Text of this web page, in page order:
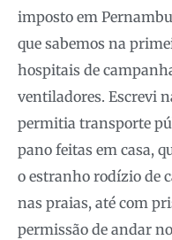
imposto em
que sabemos na
hospitais de
ventiladores. Escrevi
permitia transporte
pano feitas em casa,
o estranho rodízio de
nas praias, até com
permissão de andar